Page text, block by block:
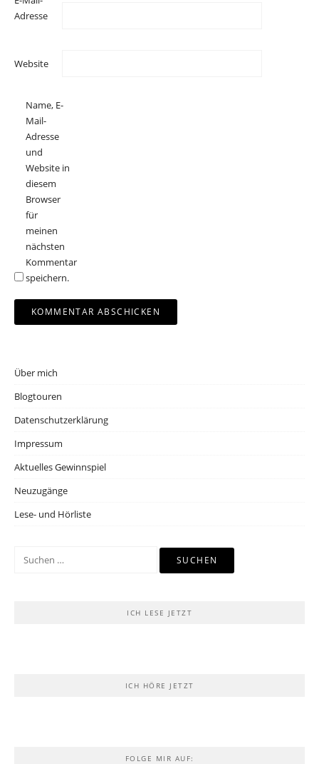
Adresse
Website
Name, E-
Mail-
Adresse
und
Website in
diesem
Browser
für
meinen
nächsten
Kommentar
speichern.
Über mich
Blogtouren
Datenschutzerklärung
Impressum
Aktuelles Gewinnspiel
Neuzugänge
Lese- und Hörliste
Suchen
ICH LESE JETZT
ICH HÖRE JETZT
FOLGE MIR AUF: